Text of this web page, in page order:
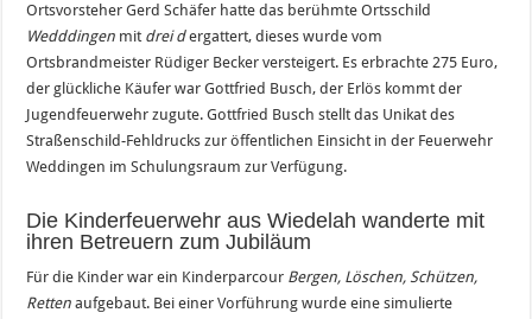
Ortsvorsteher Gerd Schäfer hatte das berühmte Ortsschild
Wedddingen mit drei dergattert, dieses wurde vom
Ortsbrandmeister Rüdiger Becker versteigert. Es erbrachte 275 Euro,
der glückliche Käufer war Gottfried Busch, der Erlös kommt der
Jugendfeuerwehr zugute. Gottfried Busch stellt das Unikat des
Straßenschild-Fehldrucks zur öffentlichen Einsicht in der Feuerwehr
Weddingen im Schulungsraum zur Verfügung.
Die Kinderfeuerwehr aus Wiedelah wanderte mit
ihren Betreuern zum Jubiläum
Für die Kinder war ein Kinderparcour Bergen, Löschen, Schützen,
Retten aufgebaut. Bei einer Vorführung wurde eine simulierte